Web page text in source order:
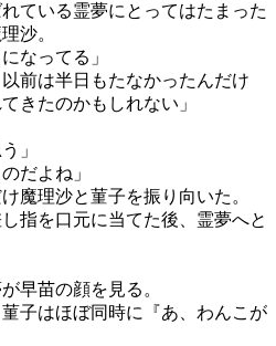
ている霊夢にとってはたまった
沙。
なってる」
前は半日もたなかったんだけ
きたのかもしれない」
」
だよね」
魔理沙と菫子を振り向いた。
指を口元に当てた後、霊夢へと
早苗の顔を見る。
子はほぼ同時に『あ、わんこが